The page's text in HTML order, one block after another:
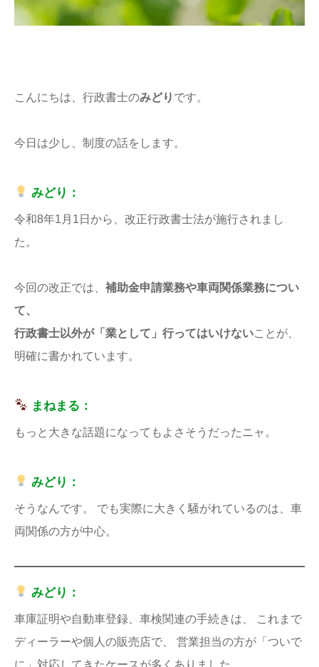
こんにちは、行政書士のみどり です。
今日は少し、制度の話をします。
みどり：
令和8年1月1日から、改正行政書士法が施行されまし
た。
今回の改正では、 補助金申請業務や車両関係業務につい
て、
行政書士以外が「業として」行ってはいけないことが、
明確に書かれています。
まねまる：
もっと大きな話題になってもよさそうだったニャ。
みどり：
そうなんです。 でも実際に大きく騒がれているのは、車
両関係の方が中心。
みどり：
車庫証明や自動車登録、車検関連の手続きは、 これまで
ディーラーや個人の販売店で、 営業担当の方が「ついで
に」対応してきたケースが多くありました。